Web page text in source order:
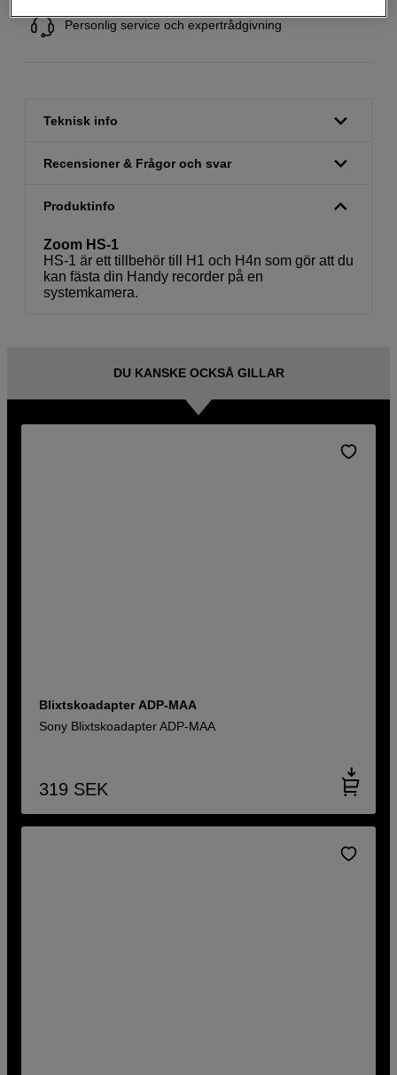
Personlig service och expertrådgivning
Teknisk info
Recensioner & Frågor och svar
Produktinfo
Zoom HS-1
HS-1 är ett tillbehör till H1 och H4n som gör att du
kan fästa din Handy recorder på en
systemkamera.
DU KANSKE OCKSÅ GILLAR
Blixtskoadapter ADP-MAA
Sony Blixtskoadapter ADP-MAA
319 SEK